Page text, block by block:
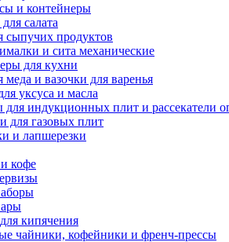
и контейнеры
салата
сыпучих продуктов
и сита механические
для кухни
меда и вазочки для варенья
уксуса и масла
для индукционных плит и рассекатели
для газовых плит
и лапшерезки
кофе
кипячения
чайники, кофейники и френч-прессы